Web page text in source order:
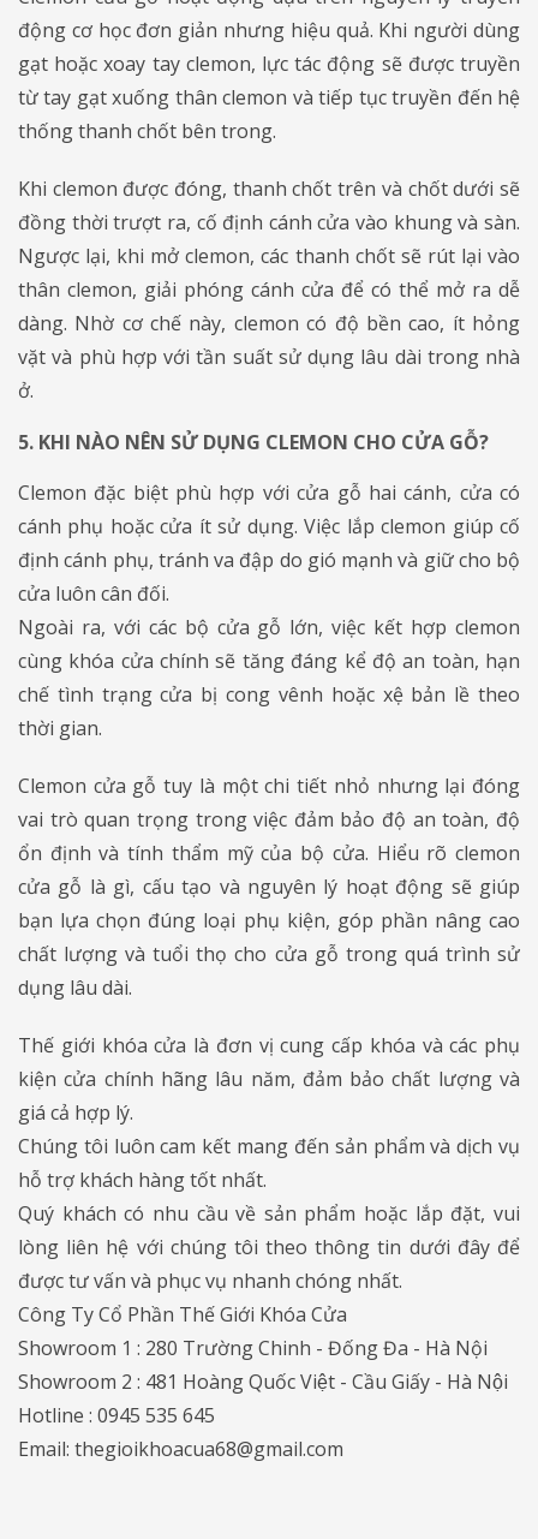
động cơ học đơn giản nhưng hiệu quả. Khi người dùng
gạt hoặc xoay tay clemon, lực tác động sẽ được truyền
từ tay gạt xuống thân clemon và tiếp tục truyền đến hệ
thống thanh chốt bên trong.
Khi clemon được đóng, thanh chốt trên và chốt dưới sẽ
đồng thời trượt ra, cố định cánh cửa vào khung và sàn.
Ngược lại, khi mở clemon, các thanh chốt sẽ rút lại vào
thân clemon, giải phóng cánh cửa để có thể mở ra dễ
dàng. Nhờ cơ chế này, clemon có độ bền cao, ít hỏng
vặt và phù hợp với tần suất sử dụng lâu dài trong nhà
ở.
5. KHI NÀO NÊN SỬ DỤNG CLEMON CHO CỬA GỖ?
Clemon đặc biệt phù hợp với cửa gỗ hai cánh, cửa có
cánh phụ hoặc cửa ít sử dụng. Việc lắp clemon giúp cố
định cánh phụ, tránh va đập do gió mạnh và giữ cho bộ
cửa luôn cân đối.
Ngoài ra, với các bộ cửa gỗ lớn, việc kết hợp clemon
cùng khóa cửa chính sẽ tăng đáng kể độ an toàn, hạn
chế tình trạng cửa bị cong vênh hoặc xệ bản lề theo
thời gian.
Clemon cửa gỗ tuy là một chi tiết nhỏ nhưng lại đóng
vai trò quan trọng trong việc đảm bảo độ an toàn, độ
ổn định và tính thẩm mỹ của bộ cửa. Hiểu rõ clemon
cửa gỗ là gì, cấu tạo và nguyên lý hoạt động sẽ giúp
bạn lựa chọn đúng loại phụ kiện, góp phần nâng cao
chất lượng và tuổi thọ cho cửa gỗ trong quá trình sử
dụng lâu dài.
Thế giới khóa cửa là đơn vị cung cấp khóa và các phụ
kiện cửa chính hãng lâu năm, đảm bảo chất lượng và
giá cả hợp lý.
Chúng tôi luôn cam kết mang đến sản phẩm và dịch vụ
hỗ trợ khách hàng tốt nhất.
Quý khách có nhu cầu về sản phẩm hoặc lắp đặt, vui
lòng liên hệ với chúng tôi theo thông tin dưới đây để
được tư vấn và phục vụ nhanh chóng nhất.
Công Ty Cổ Phần Thế Giới Khóa Cửa
Showroom 1 : 280 Trường Chinh - Đống Đa - Hà Nội
Showroom 2 : 481 Hoàng Quốc Việt - Cầu Giấy - Hà Nội
Hotline : 0945 535 645
Email: thegioikhoacua68@gmail.com